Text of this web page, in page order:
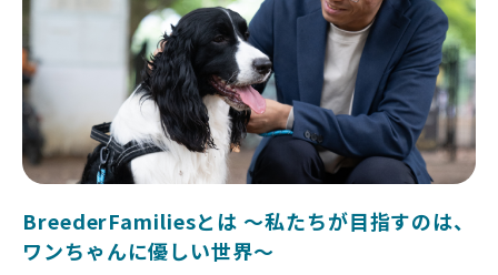
BreederFamiliesとは 〜私たちが目指すのは、
ワンちゃんに優しい世界〜